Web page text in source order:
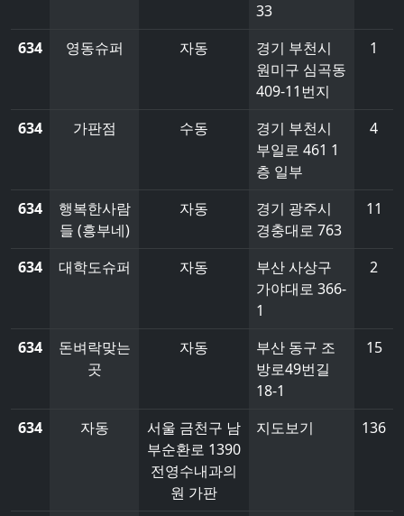
33
634 영동슈퍼 자동
경기 부천시
원미구 심곡동
409-11번지
1
634 가판점 수동
경기 부천시
부일로 461 1
층 일부
4
634
행복한사람
들 (흥부네)
자동
경기 광주시
경충대로 763
11
634 대학도슈퍼 자동
부산 사상구
가야대로 366-
1
2
634
돈벼락맞는
곳
자동
부산 동구 조
방로49번길
18-1
15
634 자동
서울 금천구 남
부순환로 1390
전영수내과의
원 가판
지도보기 136